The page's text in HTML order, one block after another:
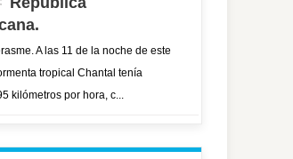
A las 11 de la noche de este
tropical Chantal tenía
kilómetros por hora, c...